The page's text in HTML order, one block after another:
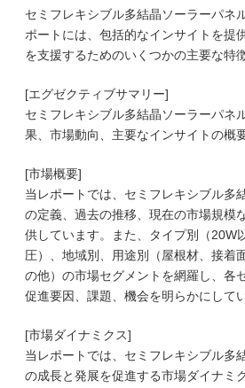
セミフレキシブル多結晶ソーラーパネ
ポートには、包括的なインサイトを提
を支援するためのいくつかの主要な特
[エグゼクティブサマリー]
セミフレキシブル多結晶ソーラーパネ
果、市場動向、主要なインサイトの概
[市場概要]
当レポートでは、セミフレキシブル多
の定義、過去の推移、現在の市場規模
供しています。また、タイプ別（20W
圧）、地域別、用途別（屋根材、接着
の他）の市場セグメントを網羅し、各
促進要因、課題、機会を明らかにして
[市場ダイナミクス]
当レポートでは、セミフレキシブル多
の成長と発展を促進する市場ダイナミ